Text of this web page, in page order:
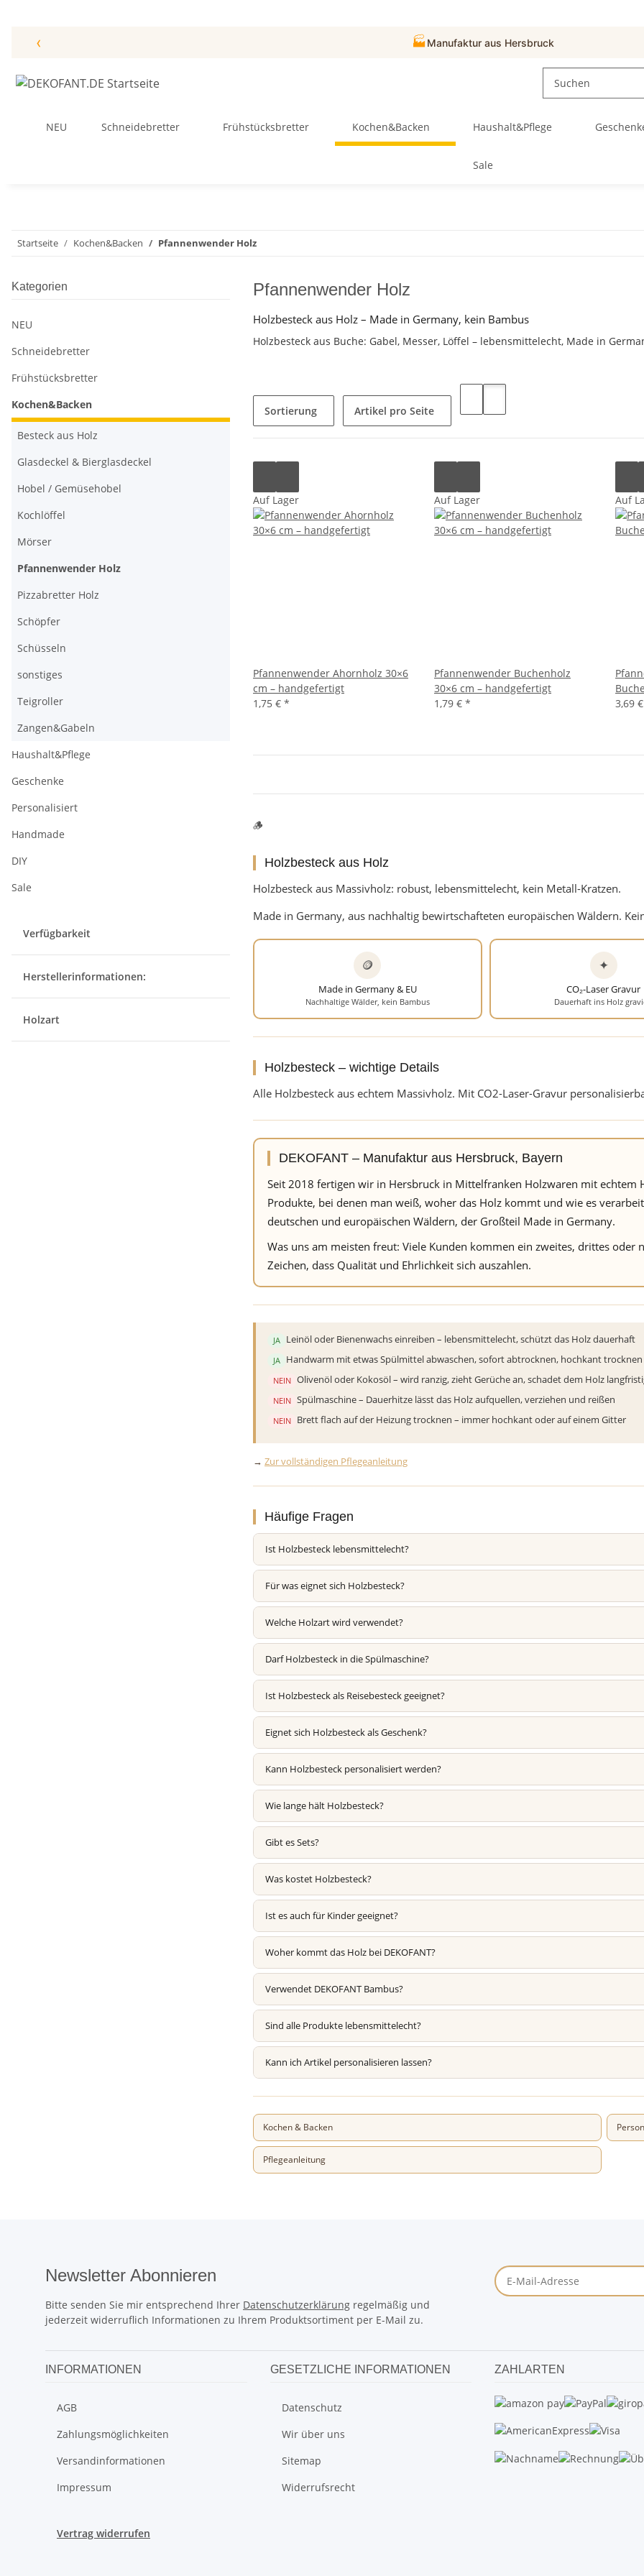
‹ 🏭 Manufaktur aus Hersbruck
NEU Schneidebretter Frühstücksbretter Kochen&Backen Haushalt&Pflege
Sale
Startseite Kochen&Backen Pfannenwender Holz
Pfannenwender Holz
Holzbesteck aus Holz – Made in Germany, kein Bambus
Holzbesteck aus Buche: Gabel, Messer, Löffel – lebensmittelecht, Made in
Sortierung Artikel pro Seite
Auf Lager
Pfannenwender Ahornholz 30×6
cm – handgefertigt
1,75 € *
Auf Lager
Pfannenwender Buchenholz
30×6 cm – handgefertigt
1,79 € *
Auf
3,69 €
🪵
Holzbesteck aus Holz
Holzbesteck aus Massivholz: robust, lebensmittelecht, kein Metall-Kratzen.
Made in Germany, aus nachhaltig bewirtschafteten europäischen Wäldern.
🪙
Made in Germany & EU
Nachhaltige Wälder, kein Bambus
✦
CO₂-Laser Gravur
Dauerhaft ins Holz
Holzbesteck – wichtige Details
Alle Holzbesteck aus echtem Massivholz. Mit CO2-Laser-Gravur
DEKOFANT – Manufaktur aus Hersbruck, Bayern
Seit 2018 fertigen wir in Hersbruck in Mittelfranken Holzwaren mit echtem
Produkte, bei denen man weiß, woher das Holz kommt und wie es
deutschen und europäischen Wäldern, der Großteil Made in Germany.
Was uns am meisten freut: Viele Kunden kommen ein zweites, drittes oder
Zeichen, dass Qualität und Ehrlichkeit sich auszahlen.
JA Leinöl oder Bienenwachs einreiben – lebensmittelecht, schützt das Holz dauerhaft
JA Handwarm mit etwas Spülmittel abwaschen, sofort abtrocknen, hochkant trocknen
NEIN Olivenöl oder Kokosöl – wird ranzig, zieht Gerüche an, schadet dem Holz
NEIN Spülmaschine – Dauerhitze lässt das Holz aufquellen, verziehen und reißen
NEIN Brett flach auf der Heizung trocknen – immer hochkant oder auf einem Gitter
→ Zur vollständigen Pflegeanleitung
Häufige Fragen
Ist Holzbesteck lebensmittelecht?
Für was eignet sich Holzbesteck?
Welche Holzart wird verwendet?
Darf Holzbesteck in die Spülmaschine?
Ist Holzbesteck als Reisebesteck geeignet?
Eignet sich Holzbesteck als Geschenk?
Kann Holzbesteck personalisiert werden?
Wie lange hält Holzbesteck?
Gibt es Sets?
Was kostet Holzbesteck?
Ist es auch für Kinder geeignet?
Woher kommt das Holz bei DEKOFANT?
Verwendet DEKOFANT Bambus?
Sind alle Produkte lebensmittelecht?
Kann ich Artikel personalisieren lassen?
Kochen & Backen
Pflegeanleitung
Kategorien
NEU
Schneidebretter
Frühstücksbretter
Kochen&Backen
Besteck aus Holz
Glasdeckel & Bierglasdeckel
Hobel / Gemüsehobel
Kochlöffel
Mörser
Pfannenwender Holz
Pizzabretter Holz
Schöpfer
Schüsseln
sonstiges
Teigroller
Zangen&Gabeln
Haushalt&Pflege
Geschenke
Personalisiert
Handmade
DIY
Sale
Verfügbarkeit
Herstellerinformationen:
Holzart
Newsletter Abonnieren
Bitte senden Sie mir entsprechend Ihrer Datenschutzerklärung regelmäßig und
jederzeit widerruflich Informationen zu Ihrem Produktsortiment per E-Mail zu.
INFORMATIONEN
AGB
Zahlungsmöglichkeiten
Versandinformationen
Impressum
GESETZLICHE INFORMATIONEN
Datenschutz
Wir über uns
Sitemap
Widerrufsrecht
ZAHLARTEN
Vertrag widerrufen